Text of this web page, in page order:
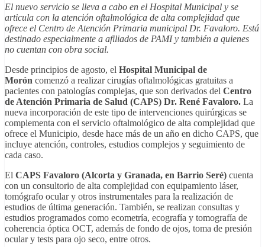
El nuevo servicio se lleva a cabo en el Hospital Municipal y se
articula con la atención oftalmológica de alta complejidad que
ofrece el Centro de Atención Primaria municipal Dr. Favaloro. Está
destinado especialmente a afiliados de PAMI y también a quienes
no cuentan con obra social.
Desde principios de agosto, el Hospital Municipal de
Morón comenzó a realizar cirugías oftalmológicas gratuitas a
pacientes con patologías complejas, que son derivados del Centro
de Atención Primaria de Salud (CAPS) Dr. René Favaloro. La
nueva incorporación de este tipo de intervenciones quirúrgicas se
complementa con el servicio oftalmológico de alta complejidad que
ofrece el Municipio, desde hace más de un año en dicho CAPS, que
incluye atención, controles, estudios complejos y seguimiento de
cada caso.
El CAPS Favaloro (Alcorta y Granada, en Barrio Seré) cuenta
con un consultorio de alta complejidad con equipamiento láser,
tomógrafo ocular y otros instrumentales para la realización de
estudios de última generación. También, se realizan consultas y
estudios programados como ecometría, ecografía y tomografía de
coherencia óptica OCT, además de fondo de ojos, toma de presión
ocular y tests para ojo seco, entre otros.